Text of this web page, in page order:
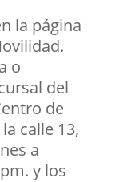
la página
o
del
de
calle 13,
a
y los